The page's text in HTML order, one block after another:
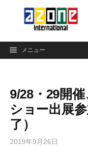
ン
メニュー
9/28・29開
ショー出展
了）
2019年9月26日